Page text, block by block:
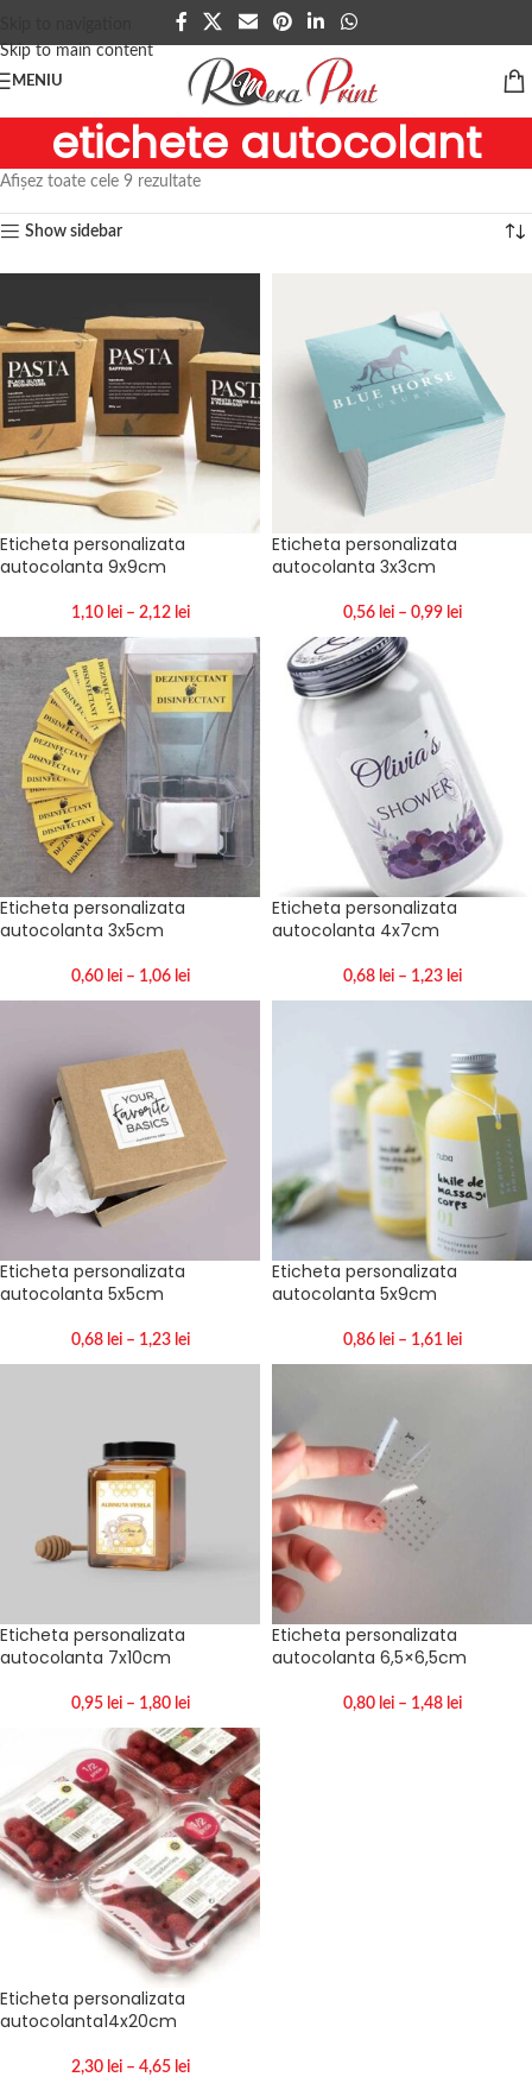
Skip to main content
MENIU
etichete autocolant
Afișez toate cele 9 rezultate
Show sidebar
Eticheta personalizata
autocolanta 9x9cm
1,10 lei – 2,12 lei
Eticheta personalizata
autocolanta 3x3cm
0,56 lei – 0,99 lei
Eticheta personalizata
autocolanta 3x5cm
0,60 lei – 1,06 lei
Eticheta personalizata
autocolanta 4x7cm
0,68 lei – 1,23 lei
Eticheta personalizata
autocolanta 5x5cm
0,68 lei – 1,23 lei
Eticheta personalizata
autocolanta 5x9cm
0,86 lei – 1,61 lei
Eticheta personalizata
autocolanta 7x10cm
0,95 lei – 1,80 lei
Eticheta personalizata
autocolanta 6,5×6,5cm
0,80 lei – 1,48 lei
Eticheta personalizata
autocolanta14x20cm
2,30 lei – 4,65 lei